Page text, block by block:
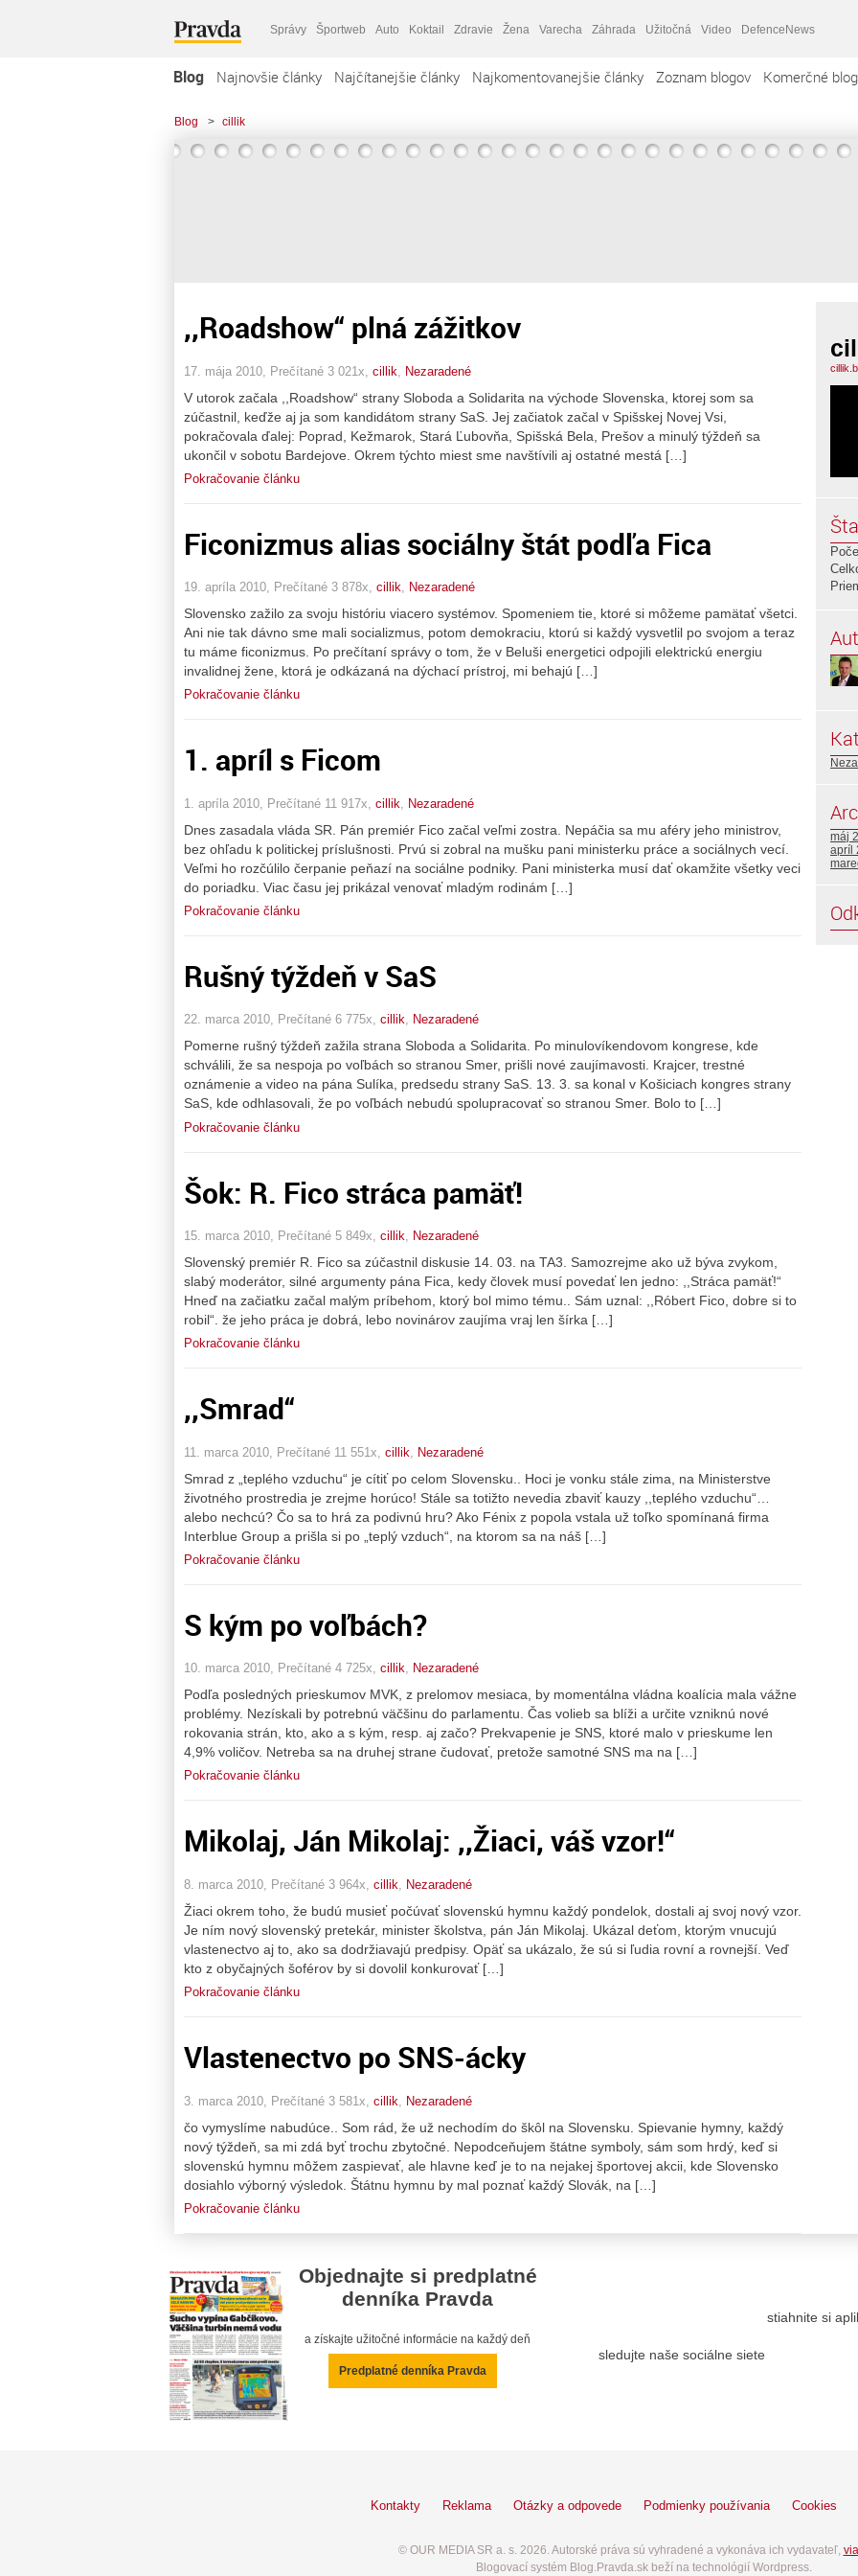
Správy Športweb Auto Koktail Zdravie Žena Varecha Záhrada Užitočná Video DefenceNews
Blog Najnovšie články Najčítanejšie články Najkomentovanejšie články Zoznam blogov Komerčné
Blog > cillik
,,Roadshow“ plná zážitkov
17. mája 2010, Prečítané 3 021x, cillik Nezaradené
V utorok začala ,,Roadshow“ strany Sloboda a Solidarita na východe Slovenska, ktorej som sa
zúčastnil, keďže aj ja som kandidátom strany SaS. Jej začiatok začal v Spišskej Novej Vsi,
pokračovala ďalej: Poprad, Kežmarok, Stará Ľubovňa, Spišská Bela, Prešov a minulý týždeň sa
ukončil v sobotu Bardejove. Okrem týchto miest sme navštívili aj ostatné mestá […]
Pokračovanie článku
Ficonizmus alias sociálny štát podľa Fica
19. apríla 2010, Prečítané 3 878x, cillik, Nezaradené
Slovensko zažilo za svoju históriu viacero systémov. Spomeniem tie, ktoré si môžeme pamätať všetci.
Ani nie tak dávno sme mali socializmus, potom demokraciu, ktorú si každý vysvetlil po svojom a teraz
tu máme ficonizmus. Po prečítaní správy o tom, že v Beluši energetici odpojili elektrickú energiu
invalidnej žene, ktorá je odkázaná na dýchací prístroj, mi behajú […]
Pokračovanie článku
1. apríl s Ficom
1. apríla 2010, Prečítané 11 917x, cillik Nezaradené
Dnes zasadala vláda SR. Pán premiér Fico začal veľmi zostra. Nepáčia sa mu aféry jeho ministrov,
bez ohľadu k politickej príslušnosti. Prvú si zobral na mušku pani ministerku práce a sociálnych vecí.
Veľmi ho rozčúlilo čerpanie peňazí na sociálne podniky. Pani ministerka musí dať okamžite všetky veci
do poriadku. Viac času jej prikázal venovať mladým rodinám […]
Pokračovanie článku
Rušný týždeň v SaS
22. marca 2010, Prečítané 6 775x, cillik, Nezaradené
Pomerne rušný týždeň zažila strana Sloboda a Solidarita. Po minulovíkendovom kongrese, kde
schválili, že sa nespoja po voľbách so stranou Smer, prišli nové zaujímavosti. Krajcer, trestné
oznámenie a video na pána Sulíka, predsedu strany SaS. 13. 3. sa konal v Košiciach kongres strany
SaS, kde odhlasovali, že po voľbách nebudú spolupracovať so stranou Smer. Bolo to […]
Pokračovanie článku
Šok: R. Fico stráca pamäť!
15. marca 2010, Prečítané 5 849x, cillik, Nezaradené
Slovenský premiér R. Fico sa zúčastnil diskusie 14. 03. na TA3. Samozrejme ako už býva zvykom,
slabý moderátor, silné argumenty pána Fica, kedy človek musí povedať len jedno: ,,Stráca pamäť!“
Hneď na začiatku začal malým príbehom, ktorý bol mimo tému.. Sám uznal: ,,Róbert Fico, dobre si to
robil“. že jeho práca je dobrá, lebo novinárov zaujíma vraj len šírka […]
Pokračovanie článku
,,Smrad“
11. marca 2010, Prečítané 11 551x, cillik Nezaradené
Smrad z „teplého vzduchu“ je cítiť po celom Slovensku.. Hoci je vonku stále zima, na Ministerstve
životného prostredia je zrejme horúco! Stále sa totižto nevedia zbaviť kauzy ,,teplého vzduchu“…
alebo nechcú? Čo sa to hrá za podivnú hru? Ako Fénix z popola vstala už toľko spomínaná firma
Interblue Group a prišla si po „teplý vzduch“, na ktorom sa na náš […]
Pokračovanie článku
S kým po voľbách?
10. marca 2010, Prečítané 4 725x, cillik, Nezaradené
Podľa posledných prieskumov MVK, z prelomov mesiaca, by momentálna vládna koalícia mala vážne
problémy. Nezískali by potrebnú väčšinu do parlamentu. Čas volieb sa blíži a určite vzniknú nové
rokovania strán, kto, ako a s kým, resp. aj začo? Prekvapenie je SNS, ktoré malo v prieskume len
4,9% voličov. Netreba sa na druhej strane čudovať, pretože samotné SNS ma na […]
Pokračovanie článku
Mikolaj, Ján Mikolaj: ,,Žiaci, váš vzor!“
8. marca 2010, Prečítané 3 964x, cillik Nezaradené
Žiaci okrem toho, že budú musieť počúvať slovenskú hymnu každý pondelok, dostali aj svoj nový vzor.
Je ním nový slovenský pretekár, minister školstva, pán Ján Mikolaj. Ukázal deťom, ktorým vnucujú
vlastenectvo aj to, ako sa dodržiavajú predpisy. Opäť sa ukázalo, že sú si ľudia rovní a rovnejší. Veď
kto z obyčajných šoférov by si dovolil konkurovať […]
Pokračovanie článku
Vlastenectvo po SNS-ácky
3. marca 2010, Prečítané 3 581x, cillik Nezaradené
čo vymyslíme nabudúce.. Som rád, že už nechodím do škôl na Slovensku. Spievanie hymny, každý
nový týždeň, sa mi zdá byť trochu zbytočné. Nepodceňujem štátne symboly, sám som hrdý, keď si
slovenskú hymnu môžem zaspievať, ale hlavne keď je to na nejakej športovej akcii, kde Slovensko
dosiahlo výborný výsledok. Štátnu hymnu by mal poznať každý Slovák, na […]
Pokračovanie článku
máj
apríl
Objednajte si predplatné
denníka Pravda
a získajte užitočné informácie na každý deň
Predplatné denníka Pravda
sledujte naše sociálne siete
stiahnite si
Kontakty Reklama Otázky a odpovede Podmienky používania Cookies
© OUR MEDIA SR a. s. 2026. Autorské práva sú vyhradené a vykonáva ich vydavateľ,
Blogovací systém Blog.Pravda.sk beží na technológií Wordpress.